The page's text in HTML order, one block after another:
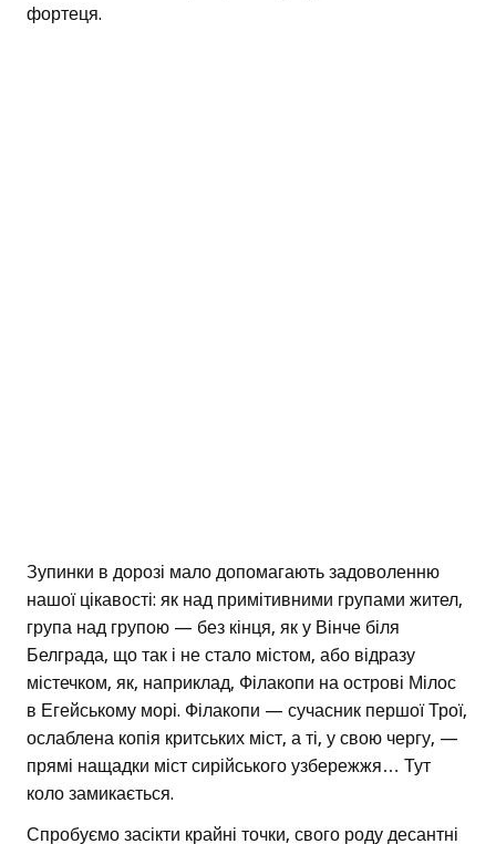
фортеця.
Зупинки в дорозі мало допомагають задоволенню
нашої цікавості: як над примітивними групами жител,
група над групою — без кінця, як у Вінче біля
Белграда, що так і не стало містом, або відразу
містечком, як, наприклад, Філакопи на острові Мілос
в Егейському морі. Філакопи — сучасник першої Трої,
ослаблена копія критських міст, а ті, у свою чергу, —
прямі нащадки міст сирійського узбережжя… Тут
коло замикається.
Спробуємо засікти крайні точки, свого роду десантні